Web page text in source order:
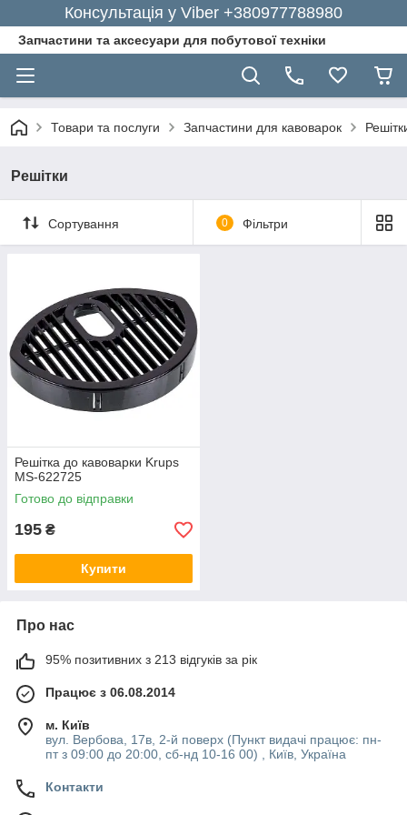
Консультація у Viber +380977788980
Запчастини та аксесуари для побутової техніки
Товари та послуги Запчастини для кавоварок
Решітки
Сортування 0 Фільтри
Решітка до кавоварки Krups
MS-622725
Готово до відправки
195 ₴
Купити
Про нас
95% позитивних з 213 відгуків за рік
Працює з 06.08.2014
м. Київ
вул. Вербова, 17в, 2-й поверх (Пункт видачі працює: пн-
пт з 09:00 до 20:00, сб-нд 10-16 00) , Київ, Україна
Контакти